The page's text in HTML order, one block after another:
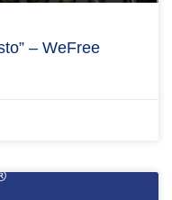
– WeFree